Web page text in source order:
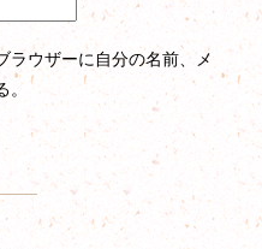
ラウザーに自分の名前、メ
。